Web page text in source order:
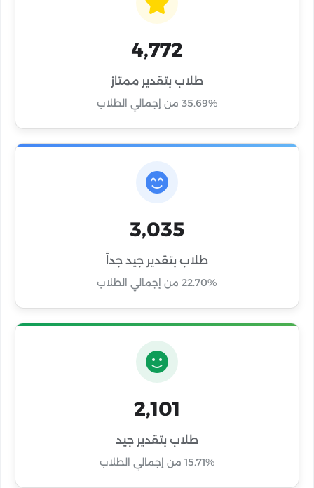
4,772
طلاب بتقدير ممتاز
35.69% من إجمالي الطلاب
3,035
طلاب بتقدير جيد جداً
22.70% من إجمالي الطلاب
2,101
طلاب بتقدير جيد
15.71% من إجمالي الطلاب